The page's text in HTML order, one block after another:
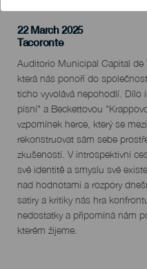
22 March 2025
Localidad
Tacoronte
Descripción
del
evento
Auditorio Municipal Capital de
která nás ponoří do
ticho vyvolává nepohodlí. Dílo
písní" a Beckettovou
vzpomínek herce, který se
rekonstruovat sám sebe
zkušeností. V introspektivní
své identitě a smyslu své
nad hodnotami a rozpory
satiry a kritiky nás hra
nedostatky a připomíná nám
kterém žijeme.